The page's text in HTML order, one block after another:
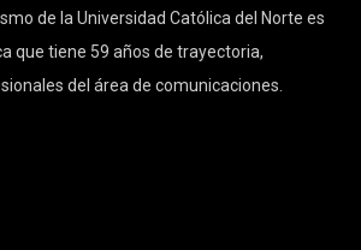
de la Universidad Católica del Norte es
que tiene 59 años de trayectoria,
del área de comunicaciones.